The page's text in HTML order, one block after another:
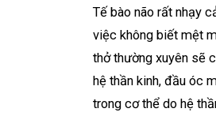
Tế bào não rất nhạy
việc không biết mệt
thở thường xuyên sẽ
hệ thần kinh, đầu óc
trong cơ thể do hệ